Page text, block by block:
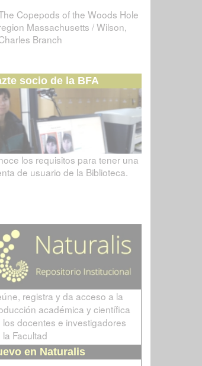
Copepods of the Woods Hole
Massachusetts / Wilson,
Branch
socio de la BFA
los requisitos para tener una
de usuario de la Biblioteca.
registra y da acceso a la
académica y científica
los docentes e investigadores
la Facultad
en Naturalis